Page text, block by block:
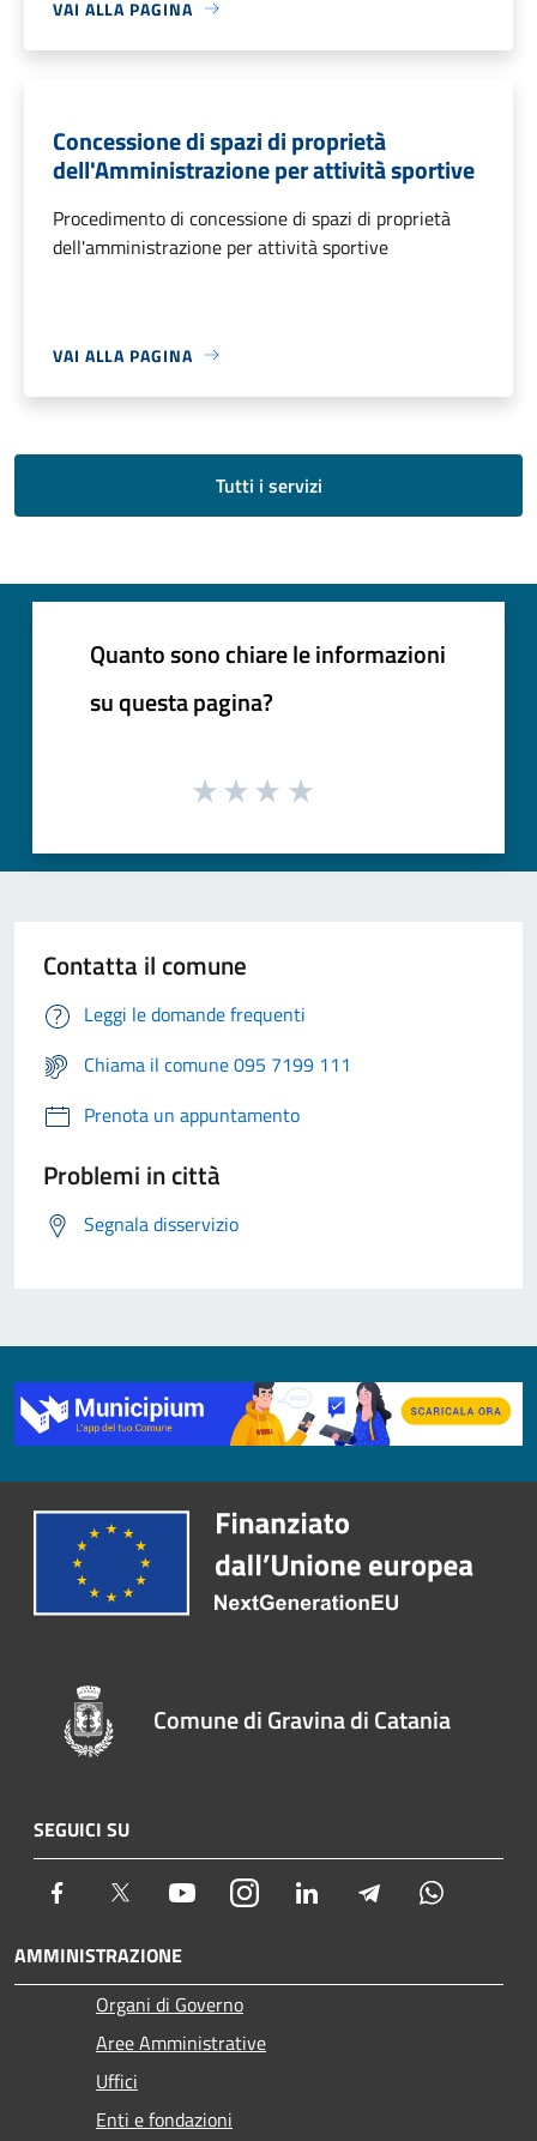
VAI ALLA PAGINA
Concessione di spazi di proprietà
dell'Amministrazione per attività sportive
Procedimento di concessione di spazi di proprietà
dell'amministrazione per attività sportive
VAI ALLA PAGINA
Tutti i servizi
Quanto sono chiare le informazioni
su questa pagina?
Contatta il comune
Leggi le domande frequenti
Chiama il comune 095 7199 111
Prenota un appuntamento
Problemi in città
Segnala disservizio
Comune di Gravina di Catania
SEGUICI SU
Facebook Twitter YoutubeInstagram LinkedIn Telegram
AMMINISTRAZIONE
Organi di Governo
Aree Amministrative
Uffici
Enti e fondazioni